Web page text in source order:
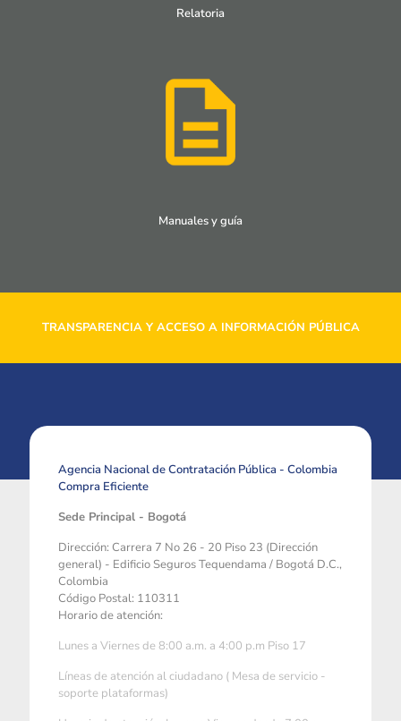
Relatoria
Manuales y guía
TRANSPARENCIA Y ACCESO A INFORMACIÓN PÚBLICA
Agencia Nacional de Contratación Pública - Colombia
Compra Eficiente
Sede Principal - Bogotá
Dirección: Carrera 7 No 26 - 20 Piso 23 (Dirección
general) - Edificio Seguros Tequendama / Bogotá D.C.,
Colombia
Código Postal: 110311
Horario de atención:
Lunes a Viernes de 8:00 a.m. a 4:00 p.m Piso 17
Líneas de atención al ciudadano ( Mesa de servicio -
soporte plataformas)